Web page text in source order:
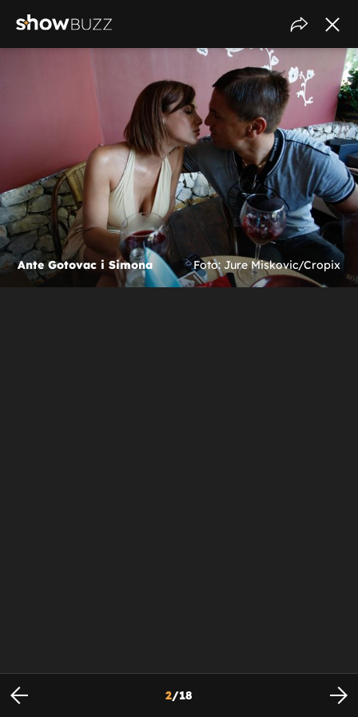
Ante Gotovac i Simona Foto: Jure Miskovic/Cropix
2/18